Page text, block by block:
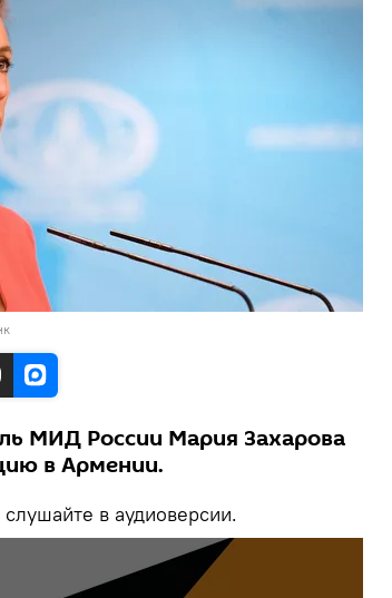
МИД России Мария Захарова
в Армении.
в аудиоверсии.